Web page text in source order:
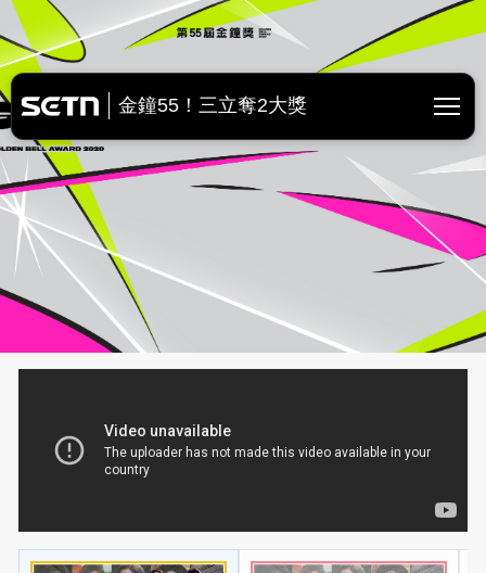
金鐘獎直播 | 第55屆廣播電視
金鐘55！三立奪2大獎